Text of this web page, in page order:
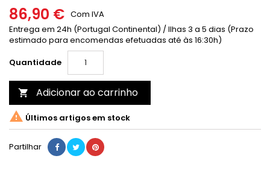
86,90 € Com IVA
Entrega em 24h (Portugal Continental) / Ilhas 3 a 5 dias (Prazo
estimado para encomendas efetuadas até às 16:30h)
Quantidade
 Adicionar ao carrinho
 Últimos artigos em stock
Partilhar